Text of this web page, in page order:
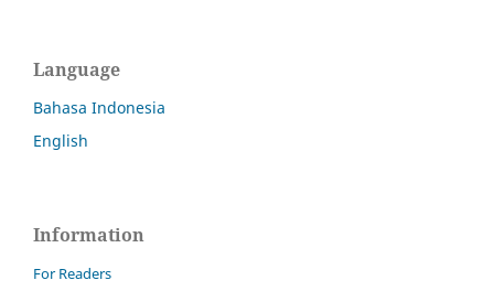
Language
Bahasa Indonesia
English
Information
For Readers